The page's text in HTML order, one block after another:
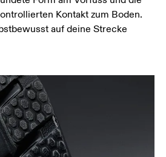
Kontakt zum Boden.
auf deine Strecke